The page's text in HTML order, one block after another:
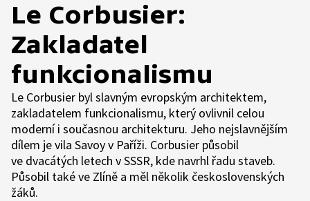
Le Corbusier:
Zakladatel
funkcionalismu
Le Corbusier byl slavným evropským architektem,
zakladatelem funkcionalismu, který ovlivnil celou
moderní i současnou architekturu. Jeho nejslavnějším
dílem je vila Savoy v Paříži. Corbusier působil
ve dvacátých letech v SSSR, kde navrhl řadu staveb.
Působil také ve Zlíně a měl několik československých
žáků.